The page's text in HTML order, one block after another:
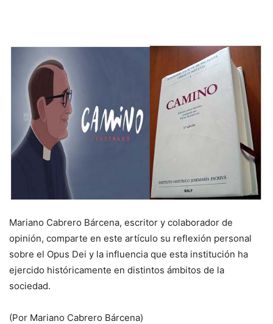
Mariano Cabrero Bárcena, escritor y colaborador de
opinión, comparte en este artículo su reflexión personal
sobre el Opus Dei y la influencia que esta institución ha
ejercido históricamente en distintos ámbitos de la
sociedad.
(Por Mariano Cabrero Bárcena)